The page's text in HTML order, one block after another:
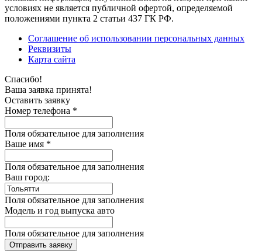
условиях не является публичной офертой, определяемой
положениями пункта 2 статьи 437 ГК РФ.
Соглашение об использовании персональных данных
Реквизиты
Карта сайта
Спасибо!
Ваша заявка принята!
Оставить заявку
Номер телефона *
Поля обязательное для заполнения
Ваше имя *
Поля обязательное для заполнения
Ваш город:
Поля обязательное для заполнения
Модель и год выпуска авто
Поля обязательное для заполнения
Отправить заявку